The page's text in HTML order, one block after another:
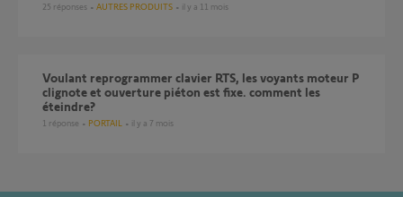
25 réponses AUTRES PRODUITS il y a 11 mois
voulant reprogrammer clavier RTS, les voyants moteur P
clignote et ouverture piéton est fixe. comment les
éteindre?
1 réponse PORTAIL il y a 7 mois